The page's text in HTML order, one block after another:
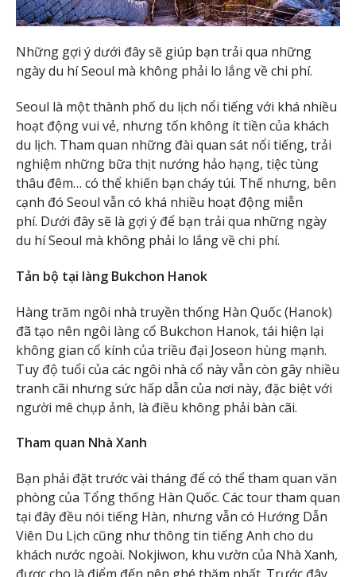
Những gợi ý dưới đây sẽ giúp bạn trải qua những
ngày du hí Seoul mà không phải lo lắng về chi phí.
Seoul là một thành phố du lịch nổi tiếng với khá nhiều
hoạt động vui vẻ, nhưng tốn không ít tiền của khách
du lịch. Tham quan những đài quan sát nổi tiếng, trải
nghiệm những bữa thịt nướng hảo hạng, tiệc tùng
thâu đêm… có thể khiến bạn cháy túi. Thế nhưng, bên
cạnh đó Seoul vẫn có khá nhiều hoạt động miễn
phí. Dưới đây sẽ là gợi ý để bạn trải qua những ngày
du hí Seoul mà không phải lo lắng về chi phí.
Tản bộ tại làng Bukchon Hanok
Hàng trăm ngôi nhà truyền thống Hàn Quốc (Hanok)
đã tạo nên ngôi làng cổ Bukchon Hanok, tái hiện lại
không gian cổ kính của triều đại Joseon hùng mạnh.
Tuy độ tuổi của các ngôi nhà cổ này vẫn còn gây nhiều
tranh cãi nhưng sức hấp dẫn của nơi này, đặc biệt với
người mê chụp ảnh, là điều không phải bàn cãi.
Tham quan Nhà Xanh
Bạn phải đặt trước vài tháng để có thể tham quan văn
phòng của Tổng thống Hàn Quốc. Các tour tham quan
tại đây đều nói tiếng Hàn, nhưng vẫn có Hướng Dẫn
Viên Du Lịch cũng như thông tin tiếng Anh cho du
khách nước ngoài. Nokjiwon, khu vườn của Nhà Xanh,